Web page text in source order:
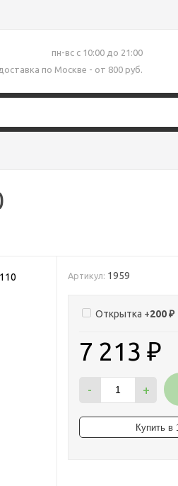
пн-вс с 10:00 до 21:00
доставка по Москве - от 800 руб.
Артикул: 1959
Открытка +200₽
7 213₽
- +